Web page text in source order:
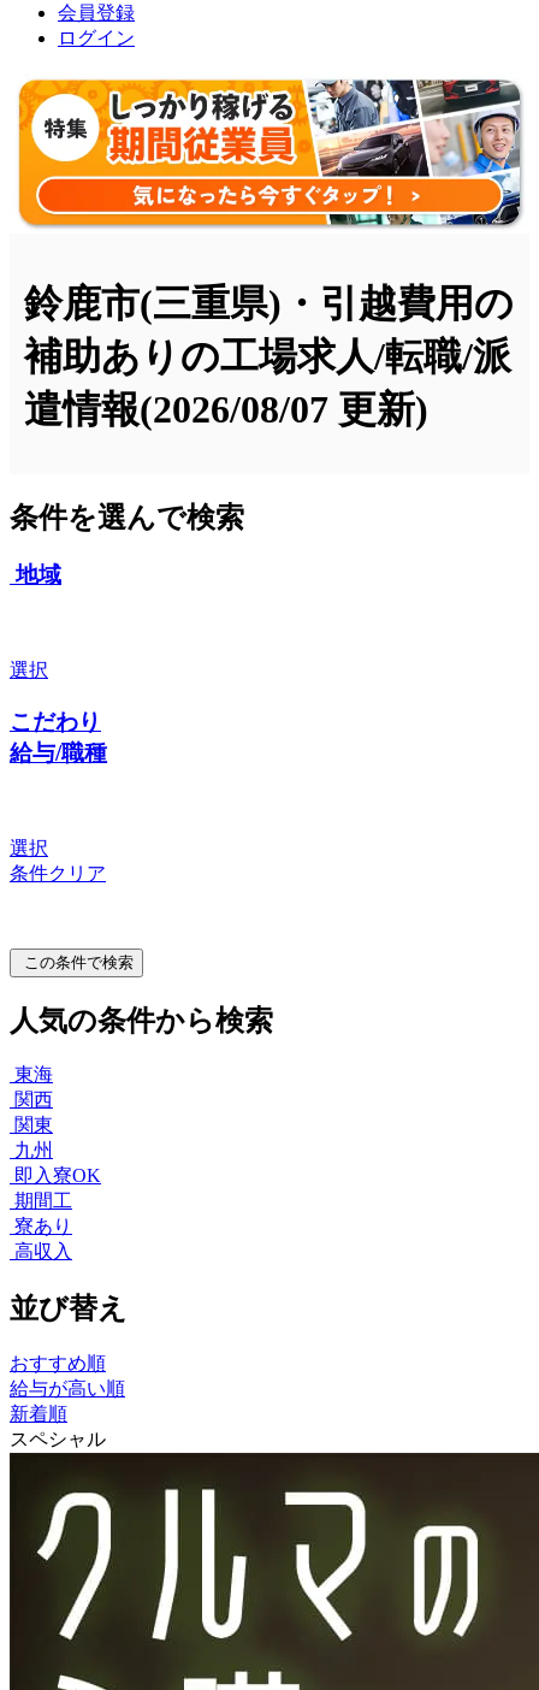
会員登録
ログイン
鈴鹿市(三重県)・引越費用の
補助ありの工場求人/転職/派
遣情報(2026/08/07 更新)
条件を選んで検索
地域
選択
こだわり
給与/職種
選択
条件クリア
この条件で検索
人気の条件から検索
東海
関西
関東
九州
即入寮OK
期間工
寮あり
高収入
並び替え
おすすめ順
給与が高い順
新着順
スペシャル